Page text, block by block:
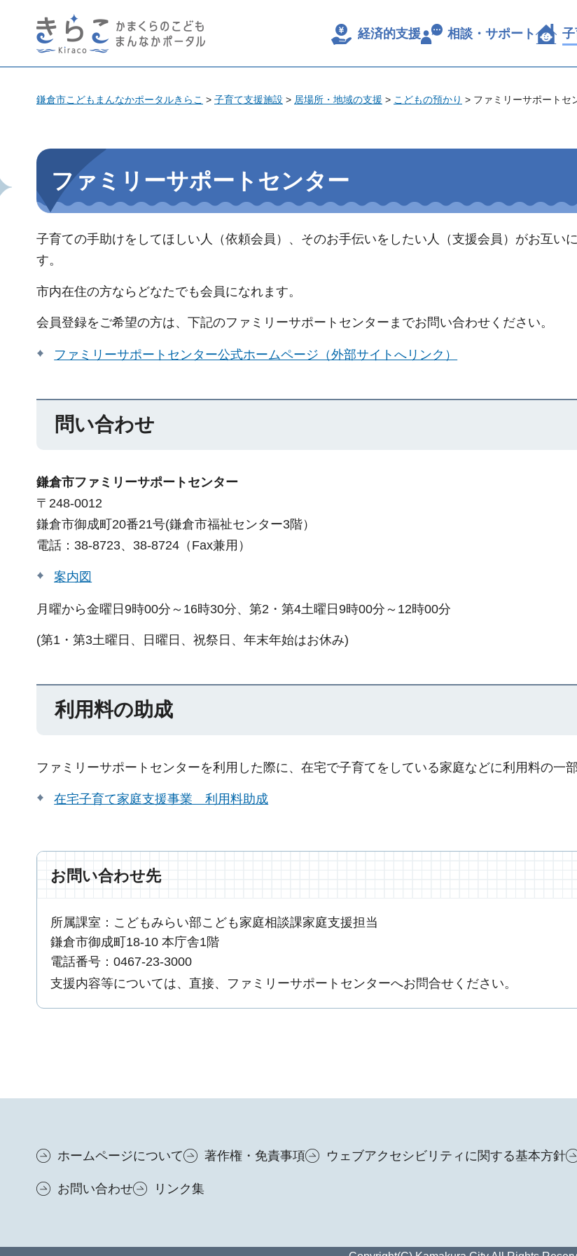
きらこ かまくらのこども
まんなかポータル
経済的支援 相談・サポート
鎌倉市こどもまんなかポータルきらこ > 子育て支援施設 > 居場所・地域の支援 > こどもの預かり > ファミリーサポートセ
ファミリーサポートセンター
子育ての手助けをしてほしい人（依頼会員）、そのお手伝いをしたい人（支援会員）がお互い
す。
市内在住の方ならどなたでも会員になれます。
会員登録をご希望の方は、下記のファミリーサポートセンターまでお問い合わせください。
ファミリーサポートセンター公式ホームページ（外部サイトへリンク）
問い合わせ
鎌倉市ファミリーサポートセンター
〒248-0012
鎌倉市御成町20番21号(鎌倉市福祉センター3階）
電話：38-8723、38-8724（Fax兼用）
案内図
月曜から金曜日9時00分～16時30分、第2・第4土曜日9時00分～12時00分
(第1・第3土曜日、日曜日、祝祭日、年末年始はお休み)
利用料の助成
ファミリーサポートセンターを利用した際に、在宅で子育てをしている家庭などに利用料の一
在宅子育て家庭支援事業 利用料助成
お問い合わせ先
所属課室：こどもみらい部こども家庭相談課家庭支援担当
鎌倉市御成町18-10 本庁舎1階
電話番号：0467-23-3000
支援内容等については、直接、ファミリーサポートセンターへお問合せください。
ホームページについて 著作権・免責事項 ウェブアクセシビリティに関する基本方針
お問い合わせ リンク集